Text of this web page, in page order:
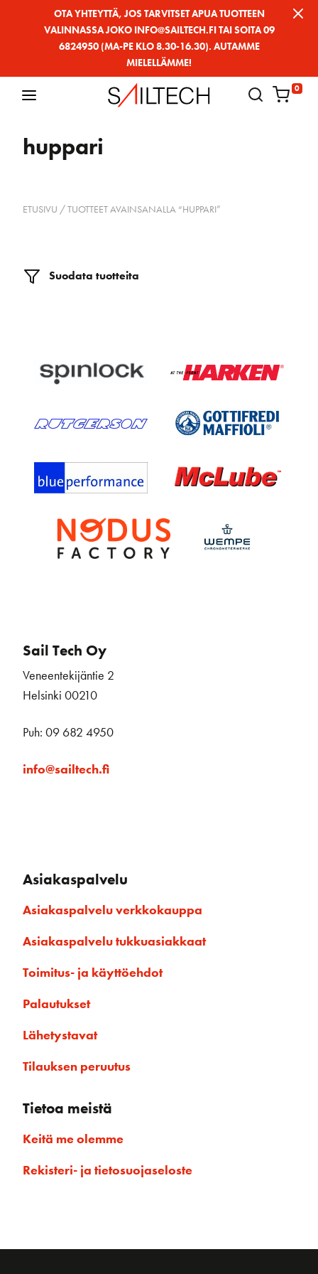
OTA YHTEYTTÄ, JOS TARVITSET APUA TUOTTEEN
VALINNASSA JOKO INFO@SAILTECH.FI TAI SOITA 09
6824950 (MA-PE KLO 8.30-16.30). AUTAMME
MIELELLÄMME!
0
huppari
ETUSIVU / TUOTTEET AVAINSANALLA “HUPPARI”
Suodata tuotteita
Sail Tech Oy
Veneentekijäntie 2
Helsinki 00210
Puh: 09 682 4950
info@sailtech.fi
Asiakaspalvelu
Asiakaspalvelu verkkokauppa
Asiakaspalvelu tukkuasiakkaat
Toimitus- ja käyttöehdot
Palautukset
Lähetystavat
Tilauksen peruutus
Tietoa meistä
Keitä me olemme
Rekisteri- ja tietosuojaseloste